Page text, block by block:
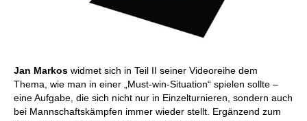
Jan Markos widmet sich in Teil II seiner Videoreihe dem
Thema, wie man in einer „Must-win-Situation“ spielen sollte –
eine Aufgabe, die sich nicht nur in Einzelturnieren, sondern auch
bei Mannschaftskämpfen immer wieder stellt. Ergänzend zum